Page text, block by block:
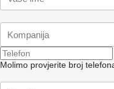
Molimo provjerite broj